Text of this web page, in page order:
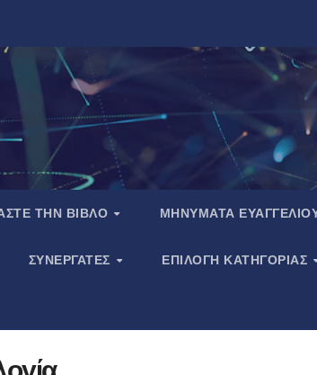
ΤΗΝ ΒΙΒΛΟ ΜΗΝΥΜΑΤΑ
ΣΥΝΕΡΓΑΤΕΣ ΕΠΙΛΟΓΗ ΚΑΤΗΓΟΡΙΑΣ